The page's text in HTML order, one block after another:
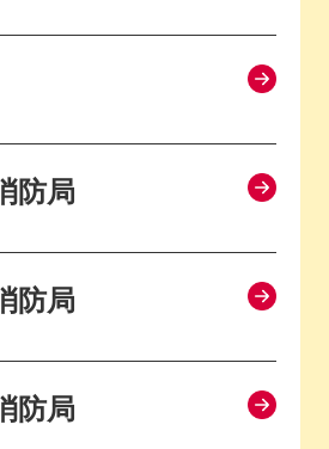
防局
防局
防局